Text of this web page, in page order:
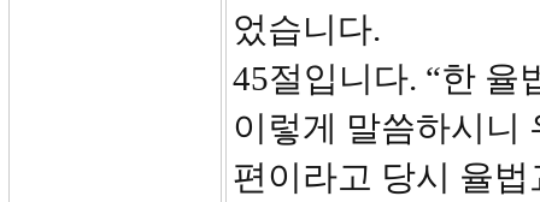
었습니다.
45절입니다. “한 율
이렇게 말씀하시니
편이라고 당시 율